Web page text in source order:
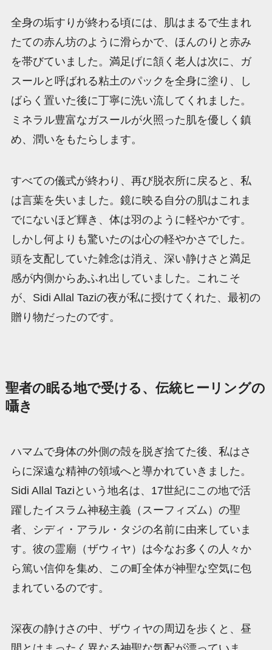
全身の垢すりが終わる頃には、肌はまるで生まれ
たての赤ん坊のように滑らかで、ほんのりと赤み
を帯びていました。満足げに頷く老人は次に、ガ
スールと呼ばれる粘土のパックを全身に塗り、し
ばらく置いた後に丁寧に洗い流してくれました。
ミネラル豊富なガスールが火照った肌を優しく鎮
め、潤いをもたらします。
すべての儀式が終わり、再び脱衣所に戻ると、私
は言葉を失いました。鏡に映る自分の肌はこれま
でにないほど輝き、体は羽のように軽やかです。
しかし何よりも驚いたのは心の軽やかさでした。
頭を支配していた雑念は消え、深い静けさと満足
感が内側からあふれ出していました。これこそ
が、Sidi Allal Taziの夜が私に授けてくれた、最初の
贈り物だったのです。
聖者の眠る地で受ける、伝統ヒーリングの
囁き
ハマムで身体の外側の殻を脱ぎ捨てた後、私はさ
らに深遠な精神の領域へと導かれていきました。
Sidi Allal Taziという地名は、17世紀にこの地で活
躍したイスラム神秘主義（スーフィズム）の聖
者、シディ・アラル・タジの名前に由来していま
す。彼の霊廟（ザウィヤ）は今なお多くの人々か
ら篤い信仰を集め、この町全体が神聖な空気に包
まれているのです。
深夜の静けさの中、ザウィヤの周辺を歩くと、昼